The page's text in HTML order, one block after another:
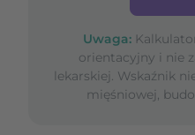
Uwaga:
orientacyjny i nie
lekarskiej. Wskaźnik
mięśniowej,